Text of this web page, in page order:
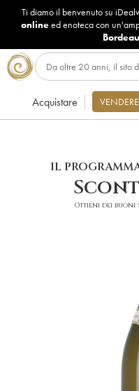
Ti diamo il benvenuto su
onlineed enoteca con
Acquistare VENDERE
IL
Ottieni dei